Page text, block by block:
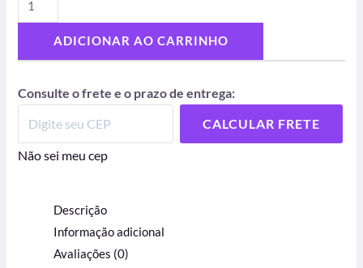
ADICIONAR AO CARRINHO
Consulte o frete e o prazo de entrega:
CALCULAR FRETE
Não sei meu cep
Descrição
Informação adicional
Avaliações (0)